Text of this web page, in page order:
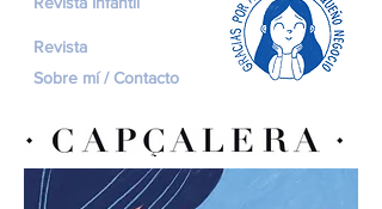
Revista
Sobre mí / Contacto